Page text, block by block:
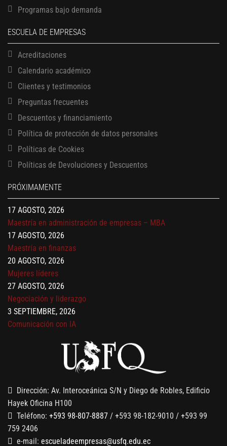
Programas bajo demanda
ESCUELA DE EMPRESAS
Acreditaciones
Calendario académico
Clientes y testimonios
Preguntas frecuentes
Descuentos y financiamiento
Política de protección de datos personales
Políticas de Cookies
Políticas de Devoluciones y Descuentos
PRÓXIMAMENTE
13 AGOSTO, 2026
Finanzas para no financieros
Gerencia de empresas familiares
17 AGOSTO, 2026
Maestría en administración de empresas – MBA
17 AGOSTO, 2026
Maestría en finanzas
20 AGOSTO, 2026
Mujeres líderes
27 AGOSTO, 2026
Negociación y liderazgo
3 SEPTIEMBRE, 2026
Comunicación con IA
Gobernanza de datos
Finanzas para no financieros
Dirección: Av. Interoceánica S/N y Diego de Robles, Edificio
Hayek Oficina H100
Teléfono: +593 98-807-8887 / +593 98-182-9010 / +593 99
759 2406
e-mail: escueladeempresas@usfq.edu.ec